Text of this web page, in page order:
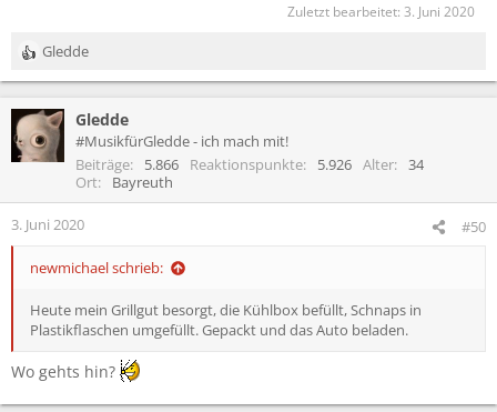
Zuletzt bearbeitet: 3. Juni 2020
R
e
k
t
i
n
Gledde
Gledde
#MusikfürGledde - ich mach mit!
Beiträge
5.866 Reaktionspunkte 5.926 Alter
34
Ort
Bayreuth
3. Juni 2020 #50
newmichael schrieb:
Heute mein Grillgut besorgt, die Kühlbox befüllt, Schnaps in
Plastikflaschen umgefüllt. Gepackt und das Auto beladen.
Wo gehts hin?